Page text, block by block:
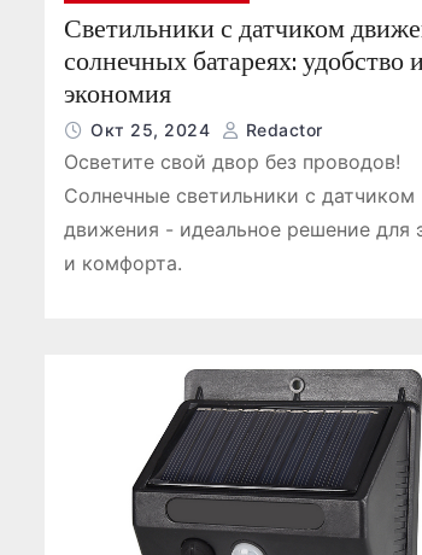
Светильники с датчиком
солнечных батареях: удобство
экономия
Окт 25, 2024 Redactor
Осветите свой двор без проводов!
Солнечные светильники с датчиком
движения - идеальное решение для
и комфорта.